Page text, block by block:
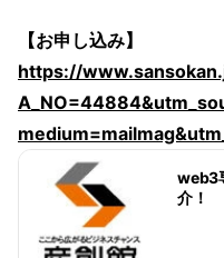
【お申し込み】
https://
web3
介！